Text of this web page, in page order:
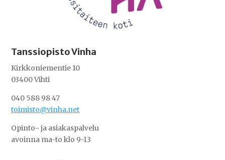
Tanssiopisto Vinha
Kirkkoniementie 10
03400 Vihti
040 588 98 47
toimisto@vinha.net
Opinto- ja asiakaspalvelu
avoinna ma-to klo 9-13